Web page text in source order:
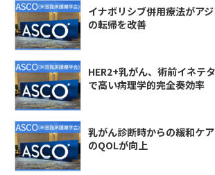
イナボリシブ併用療法がア
の転帰を改善
HER2+乳がん、術前イネテ
で高い病理学的完全奏効率
乳がん診断時からの緩和ケ
のQOLが向上